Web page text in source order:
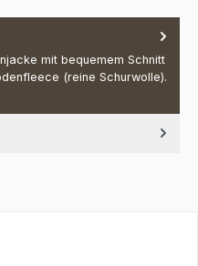
mit bequemem Schnitt
(reine Schurwolle).